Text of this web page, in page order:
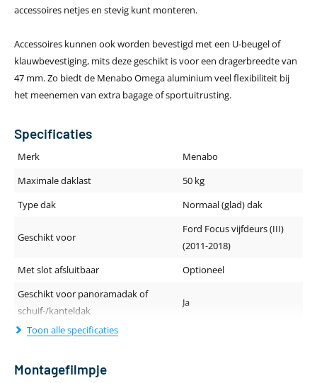
accessoires netjes en stevig kunt monteren.
Accessoires kunnen ook worden bevestigd met een U-beugel of
klauwbevestiging, mits deze geschikt is voor een dragerbreedte van
47 mm. Zo biedt de Menabo Omega aluminium veel flexibiliteit bij
het meenemen van extra bagage of sportuitrusting.
Specificaties
Merk
Menabo
Maximale daklast
50 kg
Type dak
Normaal (glad) dak
Geschikt voor
Ford Focus vijfdeurs (III)
(2011-2018)
Met slot afsluitbaar
Optioneel
Geschikt voor panoramadak of
schuif-/kanteldak
Ja
Geluidsniveau tijdens rijden
Toon alle specificaties
Montagefilmpje